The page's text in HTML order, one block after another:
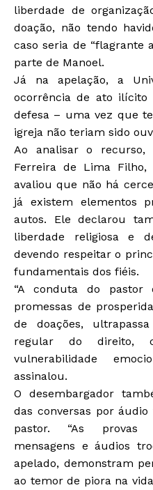
liberdade de
doação, não tendo
caso seria de “flagrante
parte de Manoel.
Já na apelação, a
ocorrência de ato ilícito
defesa – uma vez que
igreja não teriam sido
Ao analisar o recurso,
Ferreira de Lima Filho,
avaliou que não há
já existem elementos
autos. Ele declarou
liberdade religiosa e
devendo respeitar o
fundamentais dos fiéis.
“A conduta do pastor
promessas de
de doações,
regular do direito,
vulnerabilidade
assinalou.
O desembargador
das conversas por
pastor. “As provas
mensagens e áudios
apelado, demonstram
ao temor de piora na